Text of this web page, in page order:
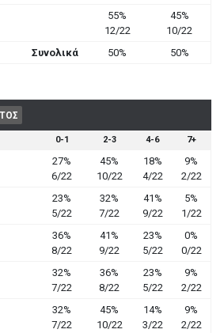
55%
12/22
45%
10/22
Συνολικά
50% 50%
0-1 2-3 4-6 7+
27%
6/22
45%
10/22
18%
4/22
9%
2/22
23%
5/22
32%
7/22
41%
9/22
5%
1/22
36%
8/22
41%
9/22
23%
5/22
0%
0/22
32%
7/22
36%
8/22
23%
5/22
9%
2/22
32%
7/22
45%
10/22
14%
3/22
9%
2/22